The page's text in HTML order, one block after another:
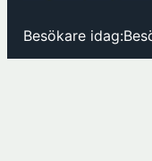
Besökare idag: